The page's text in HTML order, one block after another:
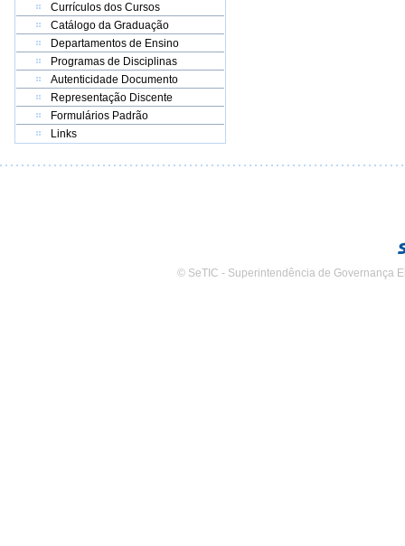
Currículos dos Cursos
Catálogo da Graduação
Departamentos de Ensino
Programas de Disciplinas
Autenticidade Documento
Representação Discente
Formulários Padrão
Links
© SeTIC - Superintendência de Governança